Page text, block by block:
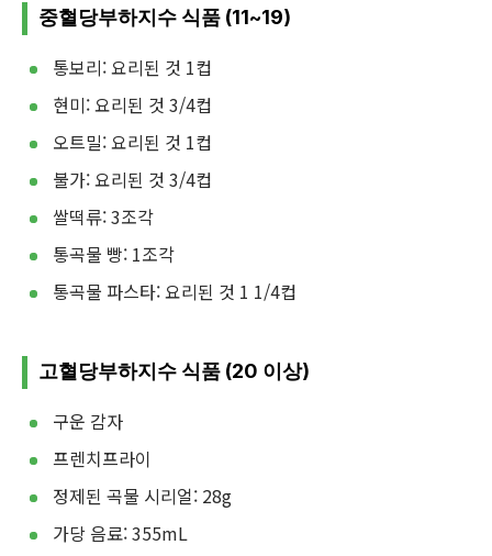
중혈당부하지수 식품 (11~19)
통보리: 요리된 것 1컵
현미: 요리된 것 3/4컵
오트밀: 요리된 것 1컵
불가: 요리된 것 3/4컵
쌀떡류: 3조각
통곡물 빵: 1조각
통곡물 파스타: 요리된 것 1 1/4컵
고혈당부하지수 식품 (20 이상)
구운 감자
프렌치프라이
정제된 곡물 시리얼: 28g
가당 음료: 355mL